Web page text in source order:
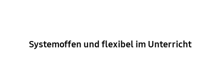
Systemoffen und flexibel im Unterricht